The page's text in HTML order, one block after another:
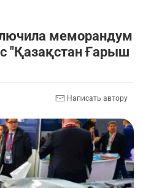
меморандум
"Қазақстан Ғарыш
Написать автору